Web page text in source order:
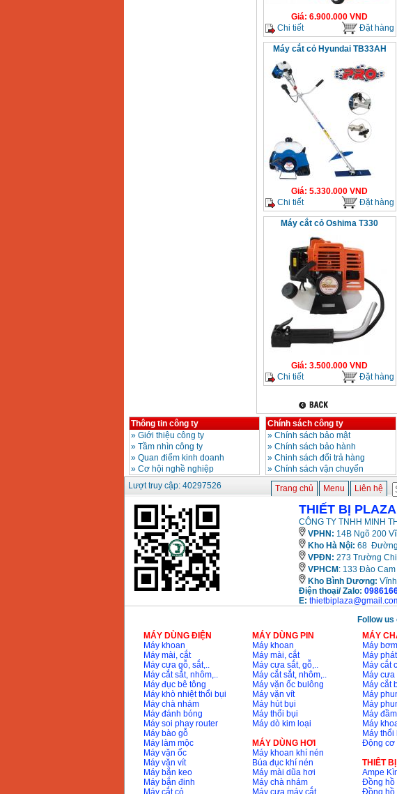
Giá: 6.900.000 VND
Chi tiết
Đặt hàng
Máy cắt cỏ Hyundai TB33AH
Giá: 5.330.000 VND
Chi tiết
Đặt hàng
Máy cắt cỏ Oshima T330
Giá: 3.500.000 VND
Chi tiết
Đặt hàng
Thông tin công ty
» Giới thiệu công ty
» Tầm nhìn công ty
» Quan điểm kinh doanh
» Cơ hội nghề nghiệp
Chính sách công ty
» Chính sách bảo mật
» Chính sách bảo hành
» Chinh sách đổi trả hàng
» Chính sách vận chuyển
Lượt truy cập: 40297526 Trang chủ Menu Liên hệ
THIẾT BỊ PLAZA
CÔNG TY TNHH MINH
VPHN: 14B Ngõ 200
Kho Hà Nội: 68 Đường
VPĐN: 273 Trường
VPHCM : 133 Đào
Kho Bình Dương:
Điện thoại/ Zalo:
E:
Follow us
MÁY DÙNG ĐIỆN
Máy khoan
Máy mài, cắt
Máy cưa gỗ, sắt,..
Máy cắt sắt, nhôm,..
Máy đục bê tông
Máy khò nhiệt thổi bụi
Máy chà nhám
Máy đánh bóng
Máy soi phay router
Máy bào gỗ
Máy làm mộc
Máy vặn ốc
Máy vặn vít
Máy bắn keo
Máy bắn đinh
MÁY DÙNG PIN
Máy khoan
Máy mài, cắt
Máy cưa sắt, gỗ,..
Máy cắt sắt, nhôm,..
Máy vặn ốc bulông
Máy vặn vít
Máy hút bụi
Máy thổi bụi
Máy dò kim loại
MÁY DÙNG HƠI
Máy khoan khí nén
Búa đục khí nén
Máy mài dũa hơi
Máy chà nhám
MÁY
Máy
Máy
Máy cắt
Máy cưa
Máy cắt
Máy
Máy
Máy
Máy
Máy thổi
Động cơ
THIÊT
Ampe
Đồng hồ